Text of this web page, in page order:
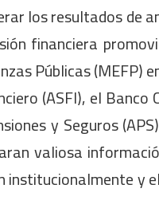
los resultados de
financiera
Públicas (MEFP)
(ASFI), el
y Seguros
valiosa
institucionalmente y